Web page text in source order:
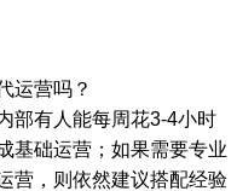
运营吗？
部有人能每周花3-4小时
基础运营；如果需要专业
营，则依然建议搭配经验